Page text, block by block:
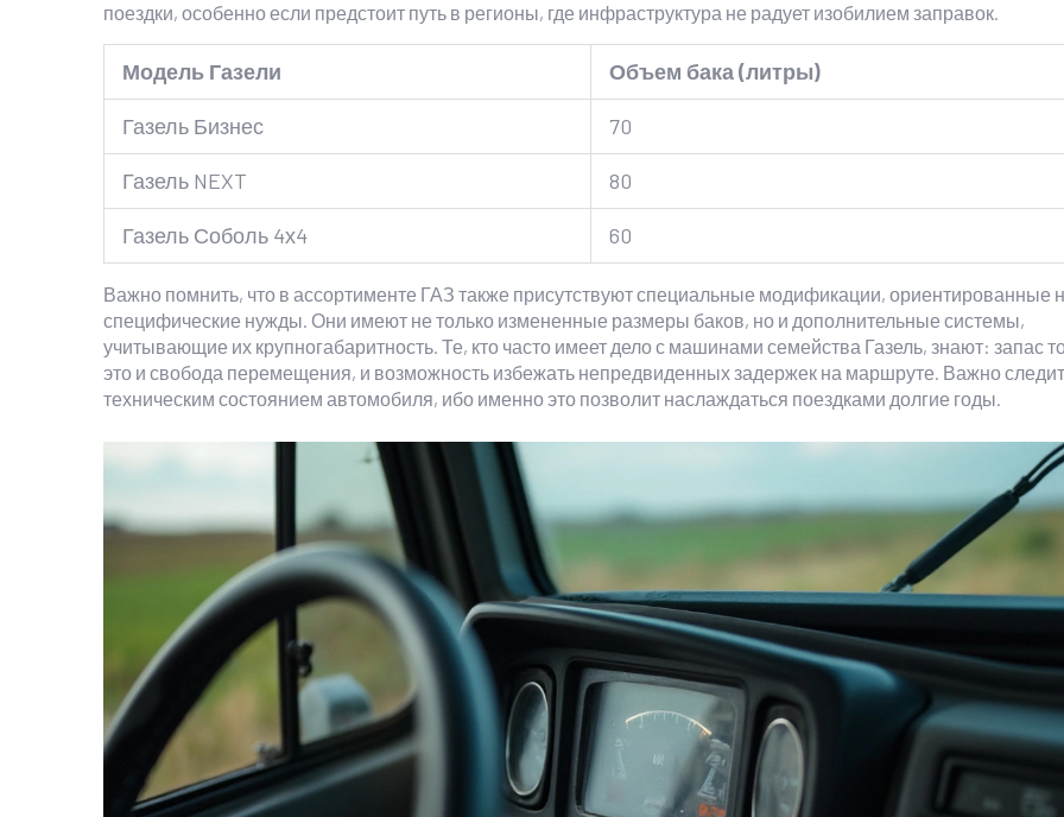
поездки, особенно если предстоит путь в регионы, где инфраструктура не радует изобилием заправок.
Модель Газели Объем бака (литры)
Газель Бизнес 70
Газель NEXT 80
Газель Соболь 4х4 60
Важно помнить, что в ассортименте ГАЗ также присутствуют специальные модификации, ориентированные
специфические нужды. Они имеют не только измененные размеры баков, но и дополнительные системы,
учитывающие их крупногабаритность. Те, кто часто имеет дело с машинами семейства Газель, знают: запас
это и свобода перемещения, и возможность избежать непредвиденных задержек на маршруте. Важно
техническим состоянием автомобиля, ибо именно это позволит наслаждаться поездками долгие годы.